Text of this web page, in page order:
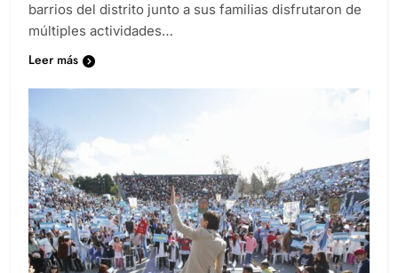
barrios del distrito junto a sus familias disfrutaron de
múltiples actividades…
Leer más